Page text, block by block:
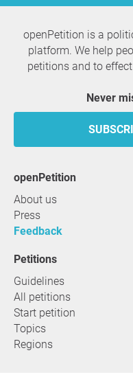
openPetition is a
platform. We help
petitions and to
Never
openPetition
About us
Press
Feedback
Petitions
Guidelines
All petitions
Start petition
Topics
Regions